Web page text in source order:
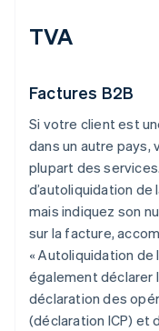
TVA
Factures B2B
Si votre client est
dans un autre pays,
plupart des
d’autoliquidation de
mais indiquez son
sur la facture,
« Autoliquidation de
également déclarer
déclaration des
(déclaration ICP) et